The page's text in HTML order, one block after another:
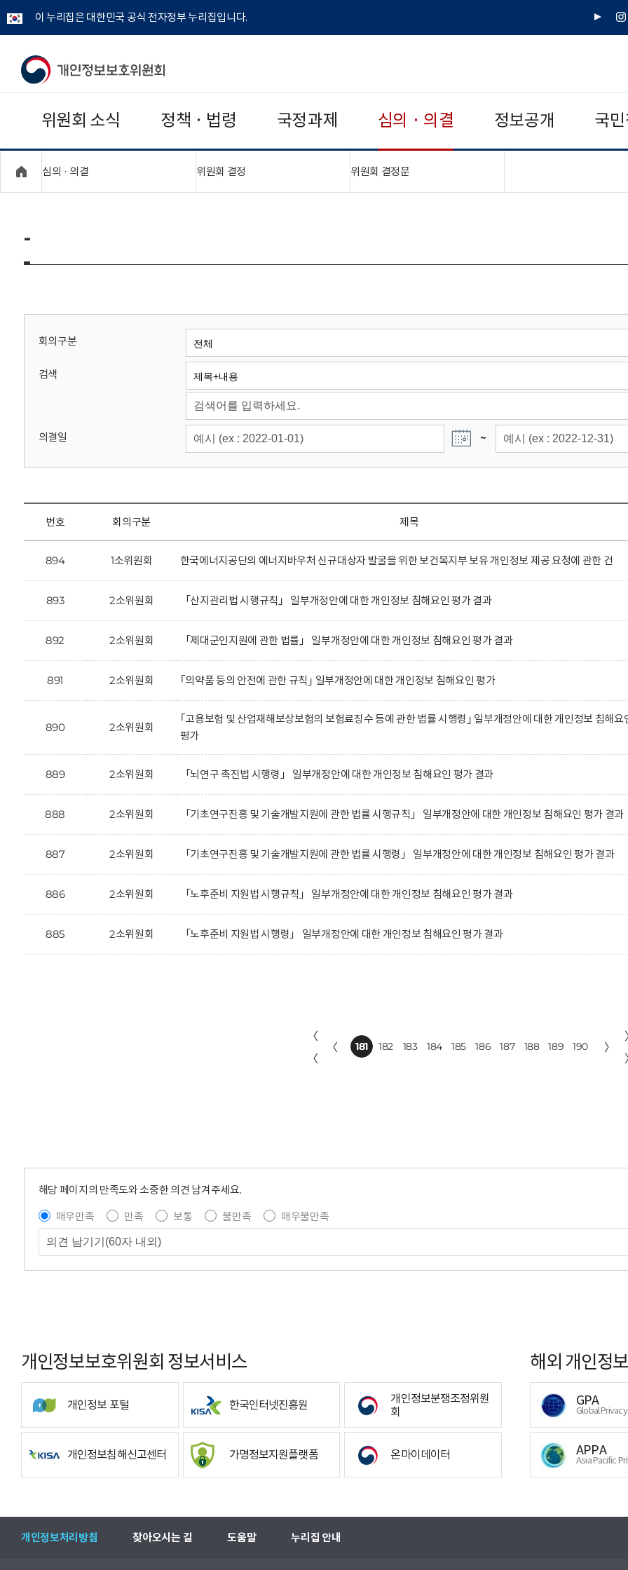
이 누리집은 대한민국 공식 전자정부 누리집입니다.
유
인
개
보
보
위
회
위원회 소식 정책 · 법령 국정과제 심의 · 의결 정보공개 국
심의 · 의결 위원회 결정 위원회 결정문"접기,펼치기"
-
회의구분
검색
의결일 ~
번호 회의구분 제목
894 1소위원회 한국에너지공단의 에너지바우처 신규대상자 발굴을 위한 보건복지부 보유 개인정보 제공 요청에 관한 건
893 2소위원회 「산지관리법 시행규칙」 일부개정안에 대한 개인정보 침해요인 평가 결과
892 2소위원회 「제대군인지원에 관한 법률」 일부개정안에 대한 개인정보 침해요인 평가 결과
891 2소위원회 ｢의약품 등의 안전에 관한 규칙｣ 일부개정안에 대한 개인정보 침해요인 평가
890 2소위원회
｢고용보험 및 산업재해보상보험의 보험료징수 등에 관한 법률 시행령｣ 일부개정안에 대한 개인정보 침해요
평가
889 2소위원회 「뇌연구 촉진법 시행령」 일부개정안에 대한 개인정보 침해요인 평가 결과
888 2소위원회 「기초연구진흥 및 기술개발지원에 관한 법률 시행규칙」 일부개정안에 대한 개인정보 침해요인 평가 결과
887 2소위원회 「기초연구진흥 및 기술개발지원에 관한 법률 시행령」 일부개정안에 대한 개인정보 침해요인 평가 결과
886 2소위원회 「노후준비 지원법 시행규칙」 일부개정안에 대한 개인정보 침해요인 평가 결과
885 2소위원회 「노후준비 지원법 시행령」 일부개정안에 대한 개인정보 침해요인 평가 결과
〈
〈
〈 181 182 183 184 185 186 187 188 189 190 〉
해당 페이지의 만족도와 소중한 의견 남겨주세요.
매우만족
만족 보통 불만족
매우불만족
개인정보보호위원회 정보서비스
개인정보 포털 한국인터넷진흥원
개인정보분쟁조정위원
회
개인정보침해신고센터 가명정보지원플랫폼 온마이데이터
해외 개인정
GPA
Global
APPA
Asia Pacific
개인정보처리방침 찾아오시는 길 도움말 누리집 안내